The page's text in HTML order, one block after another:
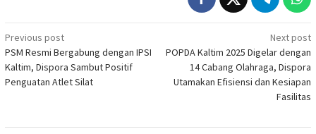
Post
navigation
Previous post
PSM Resmi Bergabung dengan IPSI
Kaltim, Dispora Sambut Positif
Penguatan Atlet Silat
Next post
POPDA Kaltim 2025 Digelar dengan
14 Cabang Olahraga, Dispora
Utamakan Efisiensi dan Kesiapan
Fasilitas